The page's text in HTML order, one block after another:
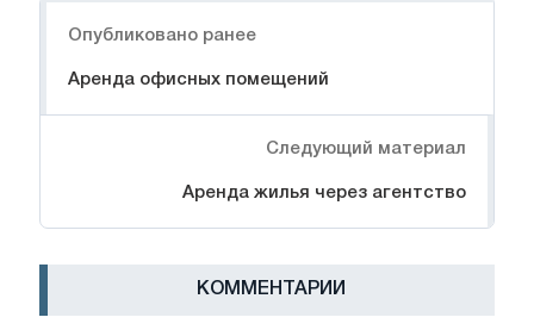
Опубликовано ранее
Аренда офисных помещений
Следующий материал
Аренда жилья через агентство
КОММЕНТАРИИ